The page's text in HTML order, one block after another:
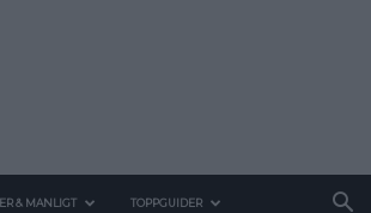
& MANLIGT TOPPGUIDER